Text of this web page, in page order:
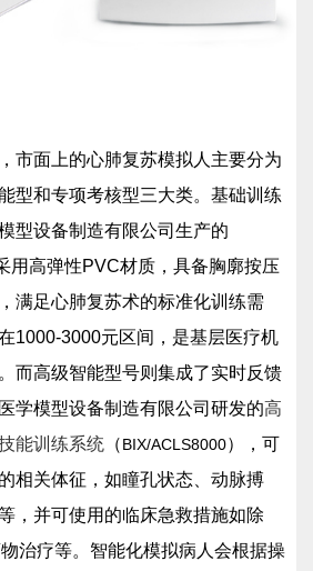
面上的心肺复苏模拟人主要分为
型和专项考核型三大类。基础训练
型设备制造有限公司生产的
用高弹性PVC材质，具备胸廓按压
满足心肺复苏术的标准化训练需
1000-3000元区间，是基层医疗机
而高级智能型号则集成了实时反馈
学模型设备制造有限公司研发的高
能训练系统 （BIX/ACLS8000），可
相关体征，如瞳孔状态、动脉搏
，并可使用的临床急救措施如除
治疗等。智能化模拟病人会根据操